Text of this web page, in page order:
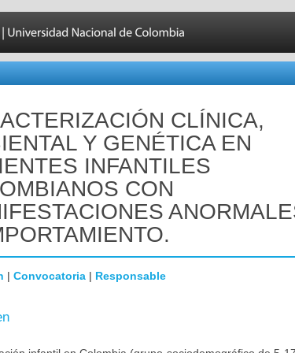
CLÍNICA,
Y GENÉTICA EN
INFANTILES
CON
| Convocatoria | Responsable